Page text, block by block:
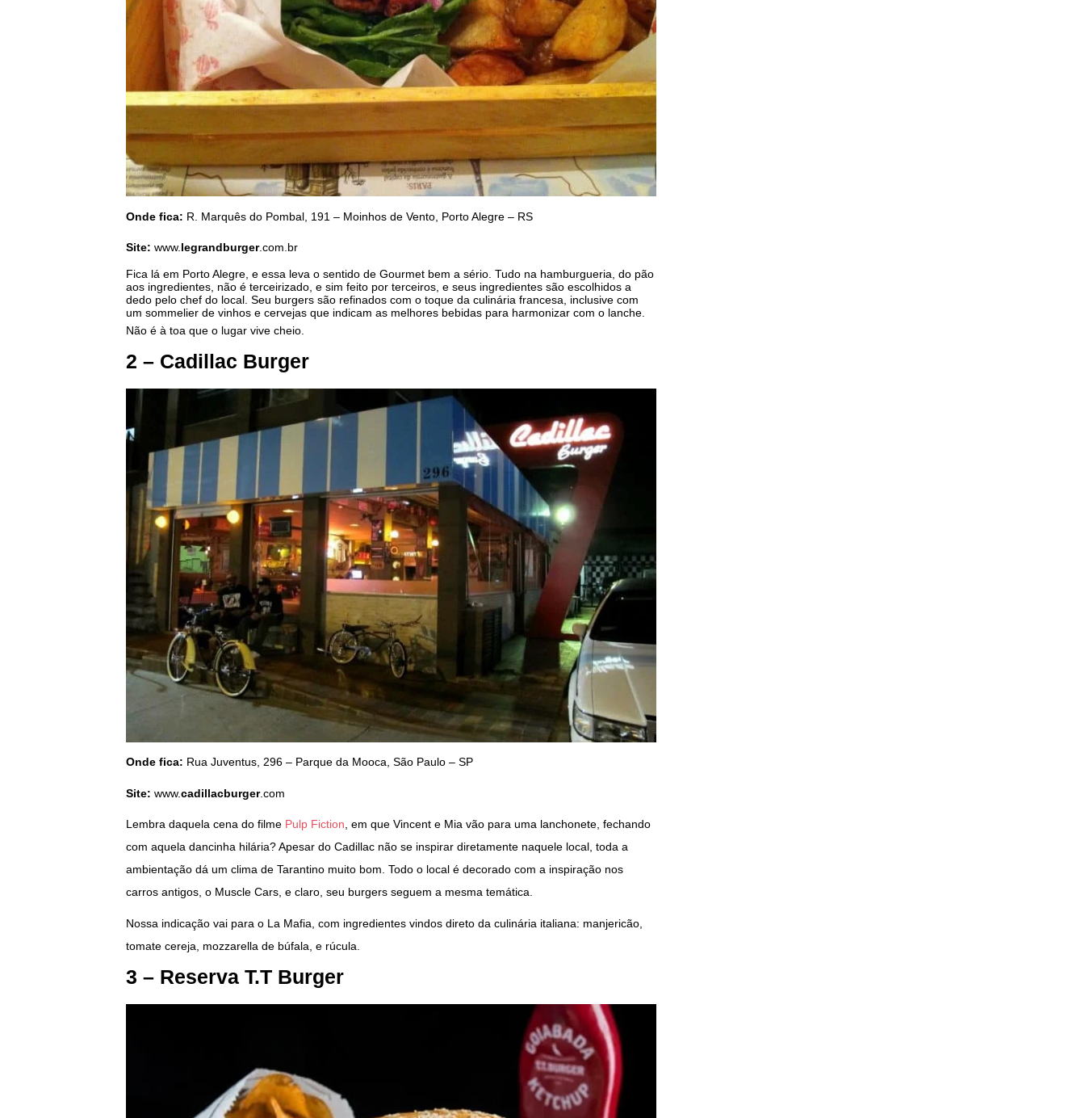
Onde fica: R. Marquês do Pombal, 191 – Moinhos de Vento, Porto Alegre – RS
Site: www.legrandburger.com.br
Fica lá em Porto Alegre, e essa leva o sentido de Gourmet bem a sério. Tudo na hamburgueria, do pão
aos ingredientes, não é terceirizado, e sim feito por terceiros, e seus ingredientes são escolhidos a
dedo pelo chef do local. Seu burgers são refinados com o toque da culinária francesa, inclusive com
um sommelier de vinhos e cervejas que indicam as melhores bebidas para harmonizar com o lanche.
Não é à toa que o lugar vive cheio.
2 – Cadillac Burger
Onde fica: Rua Juventus, 296 – Parque da Mooca, São Paulo – SP
Site: www.cadillacburger.com
Lembra daquela cena do filme Pulp Fiction, em que Vincent e Mia vão para uma lanchonete, fechando
com aquela dancinha hilária? Apesar do Cadillac não se inspirar diretamente naquele local, toda a
ambientação dá um clima de Tarantino muito bom. Todo o local é decorado com a inspiração nos
carros antigos, o Muscle Cars, e claro, seu burgers seguem a mesma temática.
Nossa indicação vai para o La Mafia, com ingredientes vindos direto da culinária italiana: manjericão,
tomate cereja, mozzarella de búfala, e rúcula.
3 – Reserva T.T Burger